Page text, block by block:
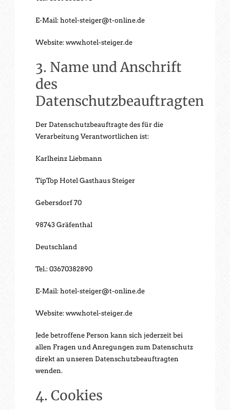
E-Mail: hotel-steiger@t-online.de
Website: www.hotel-steiger.de
3. Name und Anschrift
des
Datenschutzbeauftragten
Der Datenschutzbeauftragte des für die
Verarbeitung Verantwortlichen ist:
Karlheinz Liebmann
TipTop Hotel Gasthaus Steiger
Gebersdorf 70
98743 Gräfenthal
Deutschland
Tel.: 03670382890
E-Mail: hotel-steiger@t-online.de
Website: www.hotel-steiger.de
Jede betroffene Person kann sich jederzeit bei
allen Fragen und Anregungen zum Datenschutz
direkt an unseren Datenschutzbeauftragten
wenden.
4. Cookies